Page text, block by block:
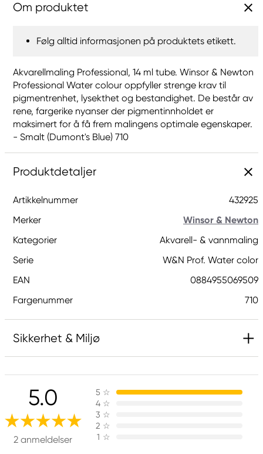
Om produktet
Følg alltid informasjonen på produktets etikett.
Akvarellmaling Professional, 14 ml tube. Winsor & Newton
Professional Water colour oppfyller strenge krav til
pigmentrenhet, lysekthet og bestandighet. De består av
rene, fargerike nyanser der pigmentinnholdet er
maksimert for å få frem malingens optimale egenskaper.
- Smalt (Dumont's Blue) 710
Produktdetaljer
Artikkelnummer
432925
Merker
Winsor & Newton
Kategorier
Akvarell- & vannmaling
Serie
W&N Prof. Water color
EAN
0884955069509
Fargenummer
710
Sikkerhet & Miljø
Inneholder 2-methyl-1,2-benzothiazol-3(2H)-on;
[MBIT]. Kan gi en allergisk reaksjon.
Ansvarlig EU
Winsor & Newton
5.0
2 anmeldelser
5 ☆
4 ☆
3 ☆
2 ☆
1 ☆